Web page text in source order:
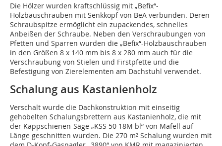
Die Hölzer wurden kraftschlüssig mit „Befix“-
Holzbauschrauben mit Senkkopf von BeA verbunden. Deren
Schraubspitze ermöglicht ein zupackendes, schnelles
Anbeißen der Schraube. Neben den Verschraubungen von
Pfetten und Sparren wurden die „Befix“-Holzbauschrauben
in den Größen 8 x 140 mm bis 8 x 280 mm auch für die
Verschraubung von Stielen und Firstpfette und die
Befestigung von Zierelementen am Dachstuhl verwendet.
Schalung aus Kastanienholz
Verschalt wurde die Dachkonstruktion mit einseitig
gehobelten Schalungsbrettern aus Kastanienholz, die mit
der Kappschienen-Säge „KSS 50 18M bl“ von Mafell auf
Länge geschnitten wurden. Die 270 m² Schalung wurden mit